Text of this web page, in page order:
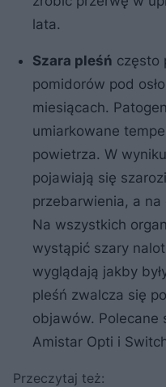
lata.
Szara pleśń często
pomidorów pod
miesiącach.
umiarkowane
powietrza. W
pojawiają się
przebarwienia, a
Na wszystkich
wystąpić szary
wyglądają jakby
pleśń zwalcza się
objawów. Polecane
Amistar Opti i
Przeczytaj też: